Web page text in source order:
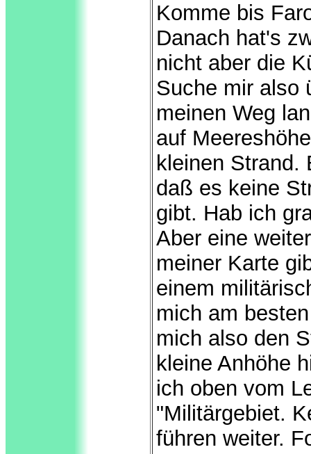
Komme bis
Danach hat's
nicht aber die
Suche mir also
meinen Weg
auf
kleinen Strand.
daß es keine
gibt. Hab ich
Aber eine
meiner Karte
einem
mich am
mich also den
kleine Anhöhe
ich oben vom
"Militärgebiet.
führen weiter.